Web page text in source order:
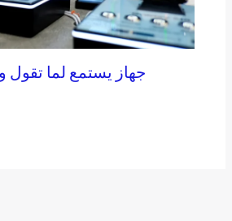
جهاز يستمع لما تقول